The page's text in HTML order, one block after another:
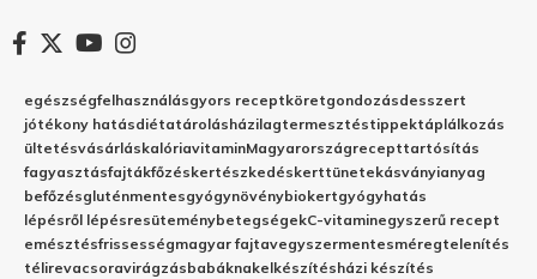
egészségfelhasználásgyors receptköretgondozásdesszert
jótékony hatásdiétatárolásházilagtermesztéstippektáplálkozás
ültetésvásárláskalóriavitaminMagyarországrecepttartósítás
fagyasztásfajtákfőzéskertészkedéskerttünetekásványianyag
befőzésgluténmentesgyógynövénybiokertgyógyhatás
lépésről lépésresüteménybetegségekC-vitaminegyszerű recept
emésztésfrissességmagyar fajtavegyszermentesméregtelenítés
télirevacsoravirágzásbabáknakelkészítésházi készítés